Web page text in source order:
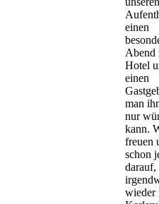
einen
Abend
Hotel
einen
man
nur
kann.
freuen
schon
darauf,
wieder